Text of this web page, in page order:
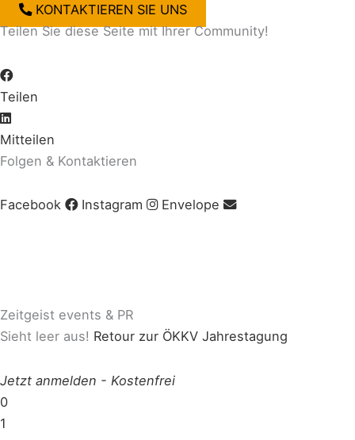
KONTAKTIEREN SIE UNS
Teilen Sie diese Seite mit Ihrer Community!
Teilen
Mitteilen
Folgen & Kontaktieren
Facebook Instagram
Envelope
Zeitgeist events & PR
Sieht leer aus! Retour zur ÖKKV Jahrestagung
Jetzt anmelden - Kostenfrei
0
1